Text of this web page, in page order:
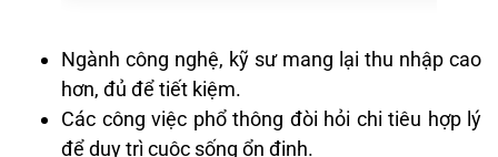
Ngành công nghệ, kỹ sư mang lại thu nhập cao
hơn, đủ để tiết kiệm.
Các công việc phổ thông đòi hỏi chi tiêu hợp lý
để duy trì cuộc sống ổn định.